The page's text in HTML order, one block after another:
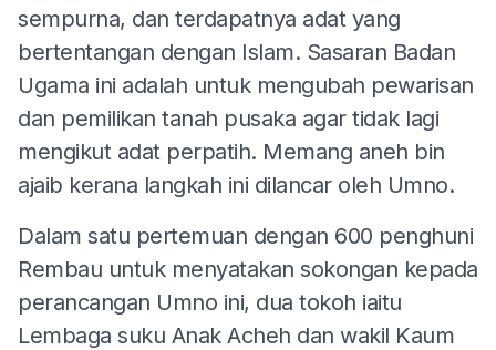
sempurna, dan terdapatnya adat yang
bertentangan dengan Islam. Sasaran Badan
Ugama ini adalah untuk mengubah pewarisan
dan pemilikan tanah pusaka agar tidak lagi
mengikut adat perpatih. Memang aneh bin
ajaib kerana langkah ini dilancar oleh Umno.
Dalam satu pertemuan dengan 600 penghuni
Rembau untuk menyatakan sokongan kepada
perancangan Umno ini, dua tokoh iaitu
Lembaga suku Anak Acheh dan wakil Kaum